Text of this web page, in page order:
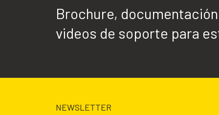
Brochure,
videos de soporte para
NEWSLETTER